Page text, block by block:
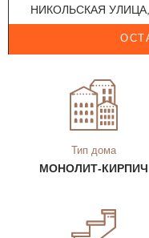
НИКОЛЬСКАЯ
Тип дома
МОНОЛИТ-КИРПИЧ